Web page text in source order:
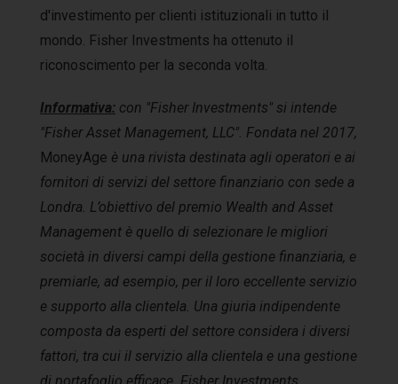
d'investimento per clienti istituzionali in tutto il
mondo. Fisher Investments ha ottenuto il
riconoscimento per la seconda volta.
Informativa: con "Fisher Investments" si intende
"Fisher Asset Management, LLC". Fondata nel 2017,
MoneyAge è una rivista destinata agli operatori e ai
fornitori di servizi del settore finanziario con sede a
Londra. L’obiettivo del premio Wealth and Asset
Management è quello di selezionare le migliori
società in diversi campi della gestione finanziaria, e
premiarle, ad esempio, per il loro eccellente servizio
e supporto alla clientela. Una giuria indipendente
composta da esperti del settore considera i diversi
fattori, tra cui il servizio alla clientela e una gestione